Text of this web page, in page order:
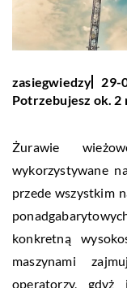
zasiegwiedzy
29-
Potrzebujesz ok. 2
Żurawie
wykorzystywane
przede wszystkim
konkretną
maszynami
operatorzy, gdyż